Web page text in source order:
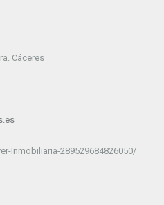
Cáceres
Inmobiliaria-289529684826050/